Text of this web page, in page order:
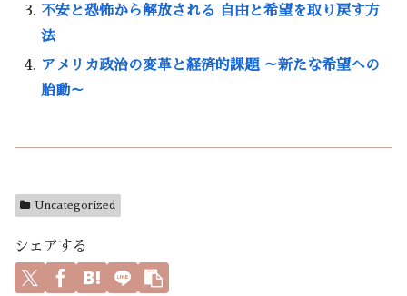
不安と恐怖から解放される 自由と希望を取り戻す方
法
アメリカ政治の変革と経済的課題 ～新たな希望への
胎動～
Uncategorized
シェアする